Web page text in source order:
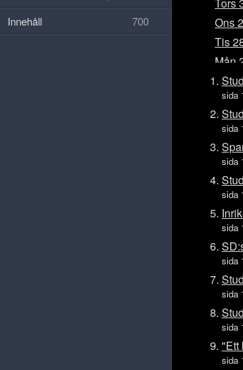
Tors
Ons
Tis
Mån
Sön
Lör
Fre
Ons
Tis
Sön
Lör
Fre
Tors
Ons
Tis
Sön
sida
sida
sida
sida
sida
sida
sida
sida
"Ett
sida
Innehåll
700